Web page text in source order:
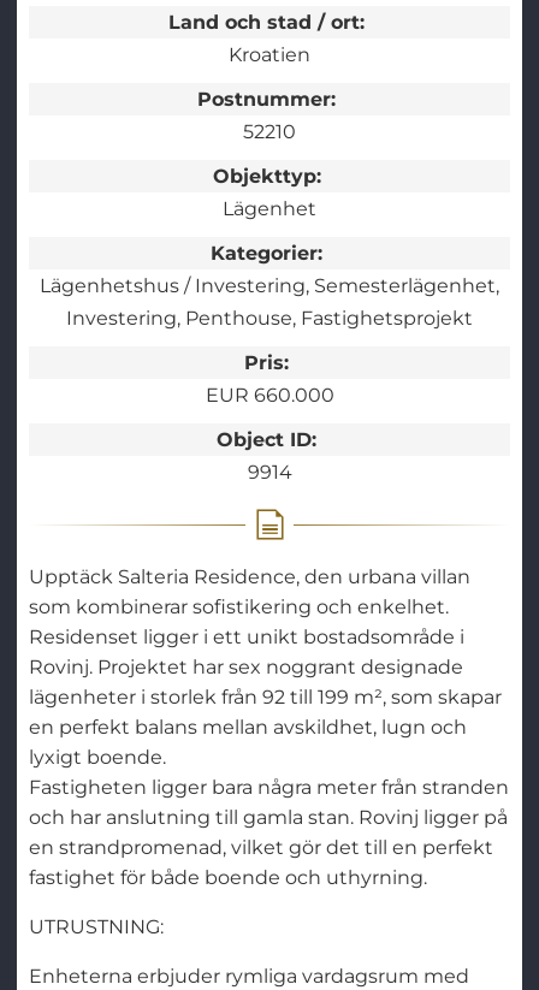
Land och stad / ort:
Kroatien
Postnummer:
52210
Objekttyp:
Lägenhet
Kategorier:
Lägenhetshus / Investering Semesterlägenhet
Investering Penthouse Fastighetsprojekt
Pris:
EUR 660.000
Object ID:
9914
Upptäck Salteria Residence, den urbana villan
som kombinerar sofistikering och enkelhet.
Residenset ligger i ett unikt bostadsområde i
Rovinj. Projektet har sex noggrant designade
lägenheter i storlek från 92 till 199 m², som skapar
en perfekt balans mellan avskildhet, lugn och
lyxigt boende.
Fastigheten ligger bara några meter från stranden
och har anslutning till gamla stan. Rovinj ligger på
en strandpromenad, vilket gör det till en perfekt
fastighet för både boende och uthyrning.
UTRUSTNING:
Enheterna erbjuder rymliga vardagsrum med